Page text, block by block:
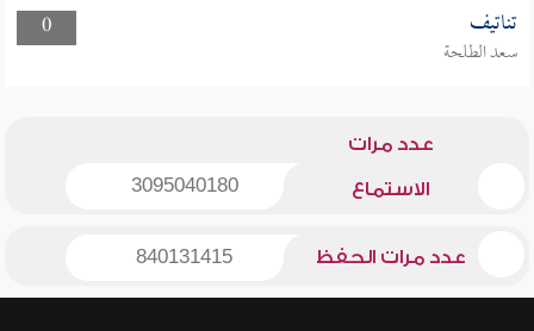
0
تناتيف
سعد الطلحة
عدد مرات
الاستماع 3095040180
عدد مرات الحفظ 840131415